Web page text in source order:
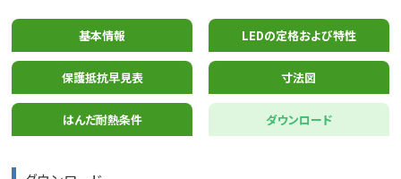
基本情報 LEDの定格および特性
保護抵抗早見表 寸法図
はんだ耐熱条件 ダウンロード